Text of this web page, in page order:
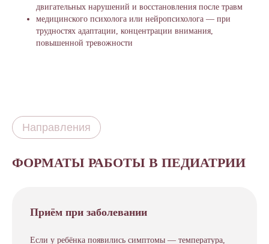
двигательных нарушений и восстановления после травм
медицинского психолога или нейропсихолога — при
трудностях адаптации, концентрации внимания,
повышенной тревожности
ФОРМАТЫ РАБОТЫ В ПЕДИАТРИИ
Направления
Приём при заболевании
Если у ребёнка появились симптомы — температура,